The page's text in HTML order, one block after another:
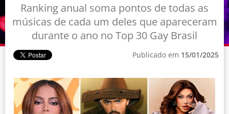
Ranking anual soma pontos de todas as
músicas de cada um deles que apareceram
durante o ano no Top 30 Gay Brasil
Publicado em 15/01/2025